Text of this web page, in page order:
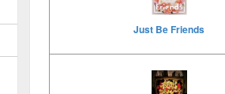
Just Be Friends